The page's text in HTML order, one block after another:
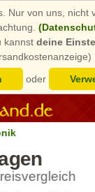
Nur von uns, nicht
kannst deine
oder